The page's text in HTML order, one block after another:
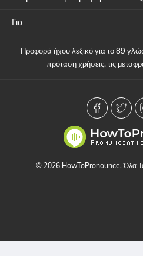
Για
Προφορά ήχου λεξικό για το 89
πρόταση χρήσεις, τις
© 2026 HowToPronounce. Όλα Τα